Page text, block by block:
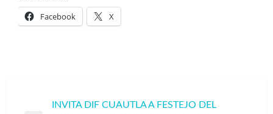
Facebook X
Navegación
INVITA DIF CUAUTLA A FESTEJO DEL